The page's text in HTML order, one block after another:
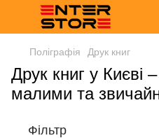
Поліграфія Друк книг
Друк книг у Києві
малими та
Фільтр